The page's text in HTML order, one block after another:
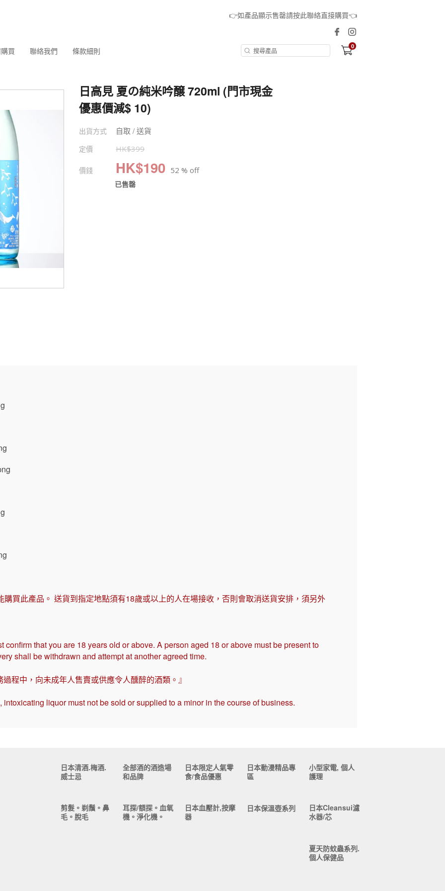
👉如產品顯示售罄請按此聯絡直接購買👈
買 聯絡我們 條款細則 0
日高見 夏の純米吟醸 720ml (門市現金
優惠價減$ 10)
出貨方式 自取 / 送貨
定價 HK$399
價錢 HK$190 52 % off
已售罄
買此產品。 送貨到指定地點須有18歲或以上的人在場接收，否則會取消送貨安排，須另外
confirm that you are 18 years old or above. A person aged 18 or above must be present to
shall be withdrawn and attempt at another agreed time.
程中，向未成年人售賣或供應令人醺醉的酒類。』
liquor must not be sold or supplied to a minor in the course of business.
日本清酒.梅酒.
威士忌
全部酒的酒造場
和品牌
日本限定人氣零
食/食品優惠
日本動漫精品專
區
小型家電, 個人
護理
剪髮。剃鬚。鼻
毛。脫毛
耳探/額探。血氧
機。淨化機。
日本血壓計,按摩
器
日本保溫壺系列
日本Cleansui濾
水器/芯
夏天防蚊蟲系列.
個人保健品